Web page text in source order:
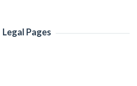
Legal Pages